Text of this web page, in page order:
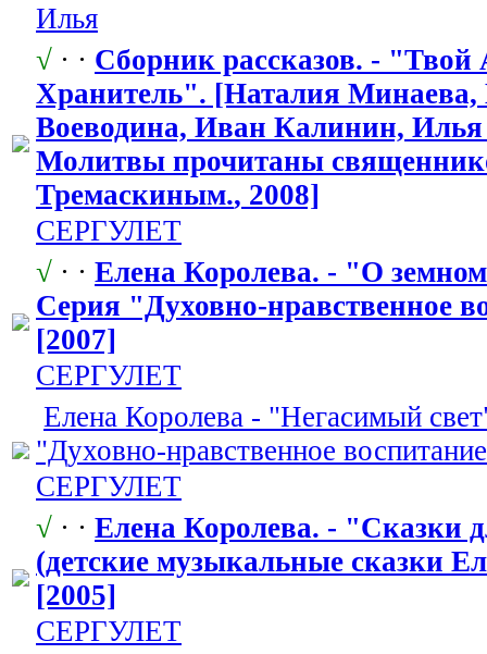
Илья
√ · · Сборник рассказов. - "Твой
Хранитель". [Наталия Минаева,
Воеводина, Иван Калинин,
Молитвы прочитаны
Тремаскиным.​, 2008]
СЕРГУЛЕТ
√ · · Елена Королева. - "О
Серия "Духовно​-нравственно​е
[2007]
СЕРГУЛЕТ
Елена Королева - "Негасим​ый
"Духовно​-нравственно​е
СЕРГУЛЕТ
√ · · Елена Королева. - "Сказки
(детские музыкальные сказки
[2005]
СЕРГУЛЕТ